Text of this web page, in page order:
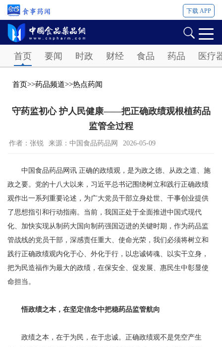
下载 APP
首页 要闻 时政 财经 食品 药品 医疗
首页>>药品频道>>热点药闻
守药监初心 护人民健康——把正确政绩观根植药品
监管全过程
作者：张锐 来源：中国食品药品网 2026-05-09
中国食品药品网讯 正确的政绩观，是为政之德、从政之道、施
政之要。党的十八大以来，习近平总书记围绕树立和践行正确政绩
观作出一系列重要论述，为广大党员干部立身处世、干事创业提供
了思想指引和行动指南。当前，我国正处于全面推进中国式现代
化、加快实现从制药大国向制药强国迈进的关键时期，作为药品监
管战线的党员干部，深感责任重大、使命光荣，我们必须将树立和
践行正确政绩观内化于心、外化于行，以忠诚铸魂、以实干立身，
把为民造福作为最大的政绩，在保安全、促发展、惠民生中彰显使
命担当。
悟政绩之本，在坚定信念中把稳药品监管航向
政绩之本，在于为民，在于忠诚。正确政绩观不是凭空产生